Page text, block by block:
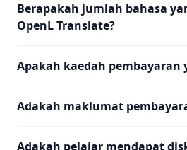
Berapakah jumlah bahasa
OpenL Translate?
Apakah kaedah pembayaran
Adakah maklumat
Adakah pelajar mendapat